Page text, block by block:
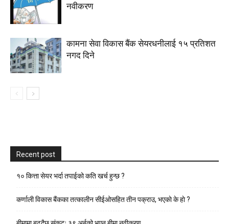
नवीकरण
कामना सेवा विकास बैंक सेयरधनीलाई १५ प्रतिशत
नगद दिने
Recent post
१० कित्ता सेयर भर्दा तपाईको कति खर्च हुन्छ ?
कर्णाली विकास बैंकका तत्कालीन सीईओसहित तीन पक्राउ, भएकाे के हाे ?